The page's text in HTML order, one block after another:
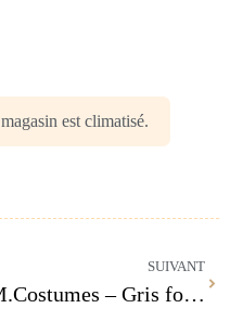
est climatisé.
SUIVANT
M.Costumes – Gris foncé 150